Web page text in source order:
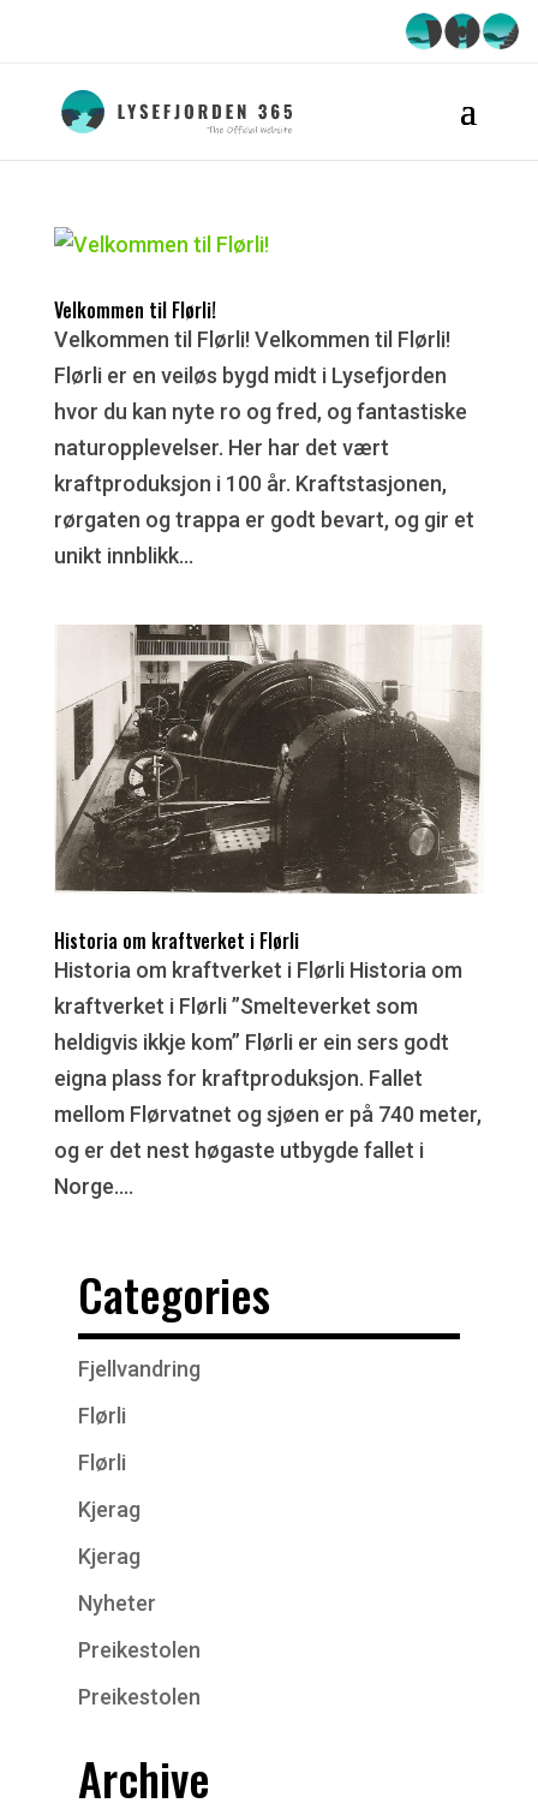
Velkommen til Flørli!
Velkommen til Flørli! Velkommen til Flørli!
Flørli er en veiløs bygd midt i Lysefjorden
hvor du kan nyte ro og fred, og fantastiske
naturopplevelser. Her har det vært
kraftproduksjon i 100 år. Kraftstasjonen,
rørgaten og trappa er godt bevart, og gir et
unikt innblikk...
Historia om kraftverket i Flørli
Historia om kraftverket i Flørli Historia om
kraftverket i Flørli ”Smelteverket som
heldigvis ikkje kom” Flørli er ein sers godt
eigna plass for kraftproduksjon. Fallet
mellom Flørvatnet og sjøen er på 740 meter,
og er det nest høgaste utbygde fallet i
Norge....
Categories
Fjellvandring
Flørli
Flørli
Kjerag
Kjerag
Nyheter
Preikestolen
Preikestolen
Archive